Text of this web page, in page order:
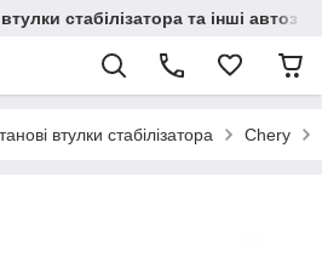
стабілізатора та інші
втулки стабілізатора Chery